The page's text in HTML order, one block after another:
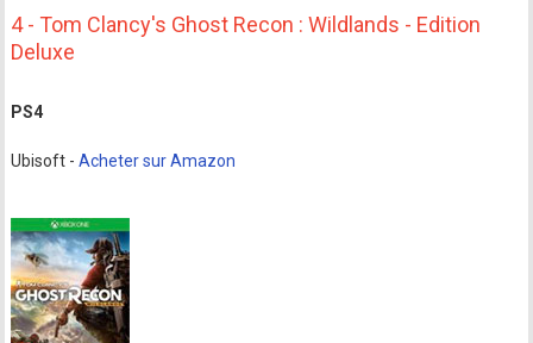
4 - Tom Clancy's Ghost Recon : Wildlands - Edition
Deluxe
PS4
Ubisoft -Acheter sur Amazon